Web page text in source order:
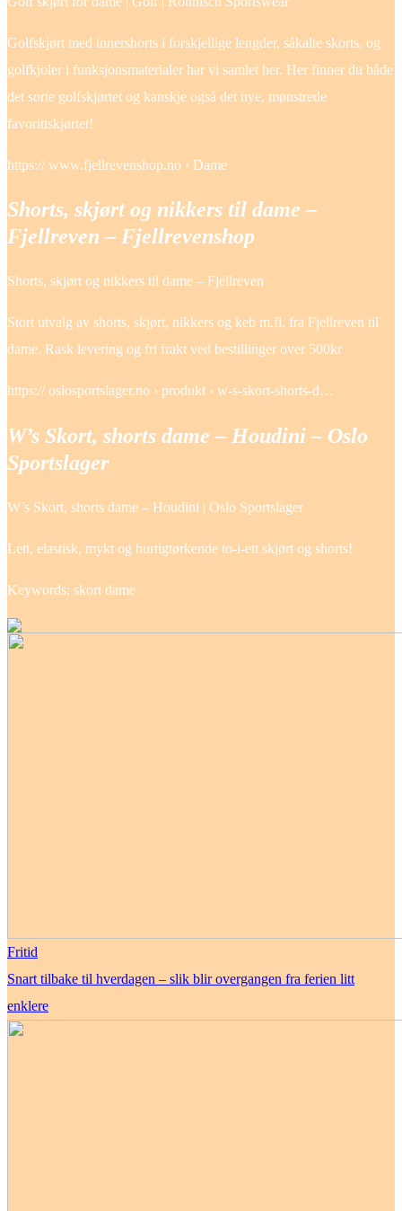
Golfskjørt med innershorts i forskjellige lengder, såkalte skorts, og
golfkjoler i funksjonsmaterialer har vi samlet her. Her finner du både
det sorte golfskjørtet og kanskje også det nye, mønstrede
favorittskjørtet!
https:// www.fjellrevenshop.no › Dame
Shorts, skjørt og nikkers til dame –
Fjellreven – Fjellrevenshop
Shorts, skjørt og nikkers til dame – Fjellreven
Stort utvalg av shorts, skjørt, nikkers og keb m.fl. fra Fjellreven til
dame. Rask levering og fri frakt ved bestillinger over 500kr
https:// oslosportslager.no › produkt › w-s-skort-shorts-d…
W’s Skort, shorts dame – Houdini – Oslo
Sportslager
W’s Skort, shorts dame – Houdini | Oslo Sportslager
Lett, elastisk, mykt og hurtigtørkende to-i-ett skjørt og shorts!
Keywords: skort dame
Fritid
Snart tilbake til hverdagen – slik blir overgangen fra ferien litt
enklere